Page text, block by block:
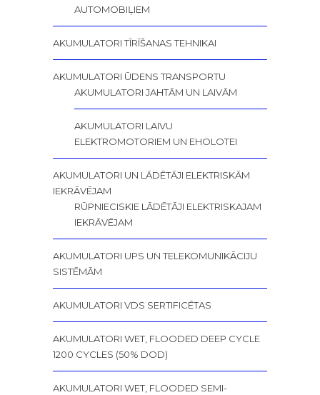
AUTOMOBIĻIEM
AKUMULATORI TĪRĪŠANAS TEHNIKAI
AKUMULATORI ŪDENS TRANSPORTU
AKUMULATORI JAHTĀM UN LAIVĀM
AKUMULATORI LAIVU
ELEKTROMOTORIEM UN EHOLOTEI
AKUMULATORI UN LĀDĒTĀJI ELEKTRISKĀM
IEKRĀVĒJAM
RŪPNIECISKIE LĀDĒTĀJI ELEKTRISKAJAM
IEKRĀVĒJAM
AKUMULATORI UPS UN TELEKOMUNIKĀCIJU
SISTĒMĀM
AKUMULATORI VDS SERTIFICĒTAS
AKUMULATORI WET, FLOODED DEEP CYCLE
1200 CYCLES (50% DOD)
AKUMULATORI WET, FLOODED SEMI-